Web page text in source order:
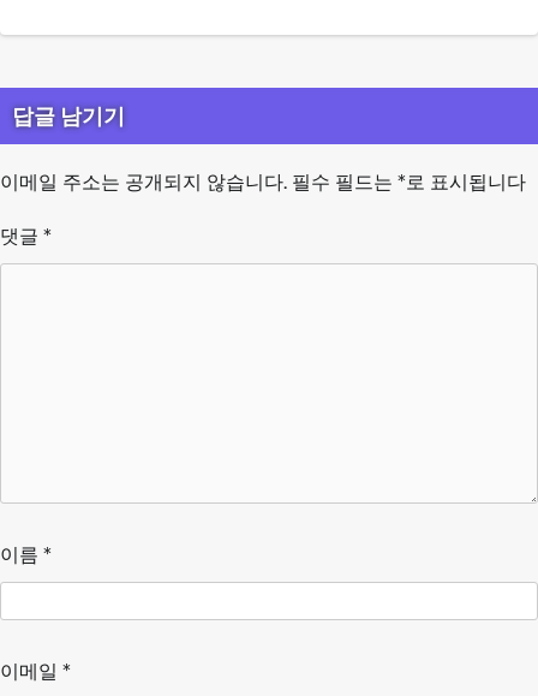
답글 남기기
이메일 주소는 공개되지 않습니다. 필수 필드는 * 로 표시됩니다
댓글 *
이름 *
이메일 *